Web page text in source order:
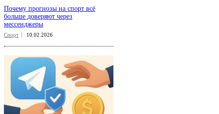
Почему прогнозы на спорт всё
больше доверяют через
мессенджеры
Спорт 10.02.2026